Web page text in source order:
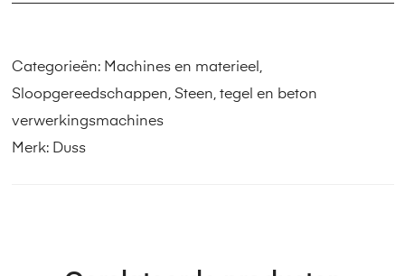
Categorieën: Machines en materieel ,
Sloopgereedschappen, Steen, tegel en beton
verwerkingsmachines
Merk: Duss